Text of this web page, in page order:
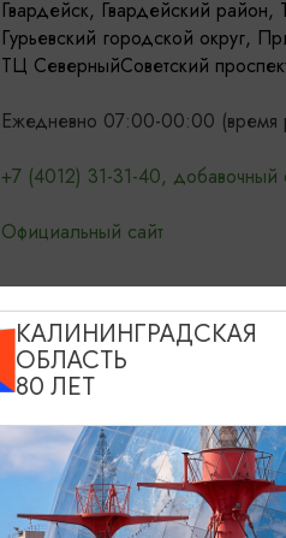
Гвардейск, Гвардейский
Гурьевский городской округ,
ТЦ Северный​Советский
Ежедневно 07:00-00:00 (время
+7 (4012) 31-31-40, добавочный
Официальный сайт
КАЛИНИНГРАДСКАЯ
ОБЛАСТЬ
80 ЛЕТ